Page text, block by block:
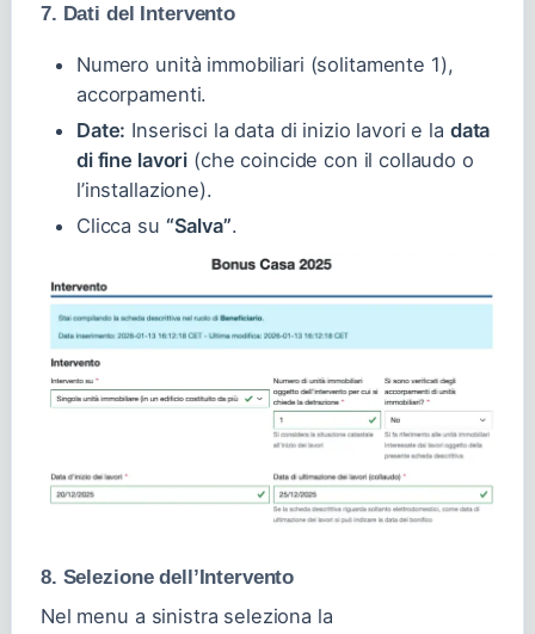
7. Dati del Intervento
Numero unità immobiliari (solitamente 1),
accorpamenti.
Date: Inserisci la data di inizio lavori e la data
di fine lavori (che coincide con il collaudo o
l’installazione).
Clicca su “Salva”.
8. Selezione dell’Intervento
Nel menu a sinistra seleziona la